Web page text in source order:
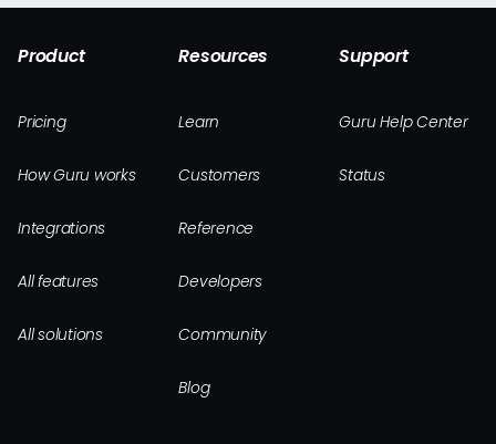
Product
Pricing
How Guru works
Integrations
All features
All solutions
Resources
Learn
Customers
Reference
Developers
Community
Blog
Support
Guru Help Center
Status